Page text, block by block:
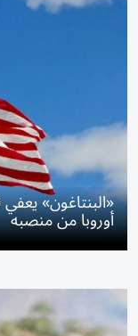
«البنتاغون»
أوروبا من منصبه